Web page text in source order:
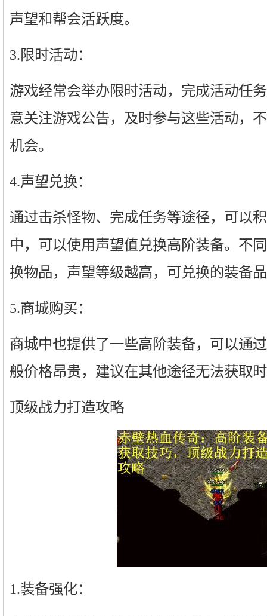
声望和帮会活跃度。
3.限时活动：
游戏经常会举办限时活动，完成活动任
意关注游戏公告，及时参与这些活动，
机会。
4.声望兑换：
通过击杀怪物、完成任务等途径，可以
中，可以使用声望值兑换高阶装备。不
换物品，声望等级越高，可兑换的装备
5.商城购买：
商城中也提供了一些高阶装备，可以通
般价格昂贵，建议在其他途径无法获取
顶级战力打造攻略
1.装备强化：